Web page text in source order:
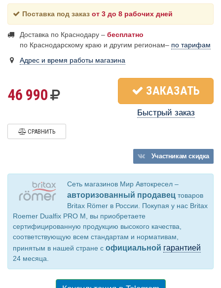
Поставка под заказ от 3 до 8 рабочих дней
Доставка по Краснодару – бесплатно
по Краснодарскому краю и другим регионам– по тарифам
Адрес и время работы магазина
46 990 ЗАКАЗАТЬ
Быстрый заказ
СРАВНИТЬ
Участникамскидка
Сеть магазинов Мир Автокресел –
авторизованный продавец товаров
Britax Römer в России. Покупая у нас Britax
Roemer Dualfix PRO M, вы приобретаете
сертифицированную продукцию высокого качества,
соответствующую всем стандартам и нормативам,
принятым в нашей стране с официальной гарантией
24 месяца.